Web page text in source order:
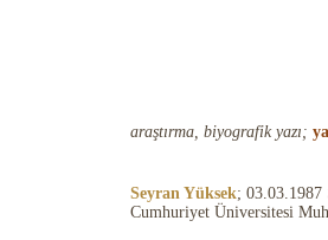
araştırma, biyografik yazı;
Seyran Yüksek;
Cumhuriyet Üniversitesi